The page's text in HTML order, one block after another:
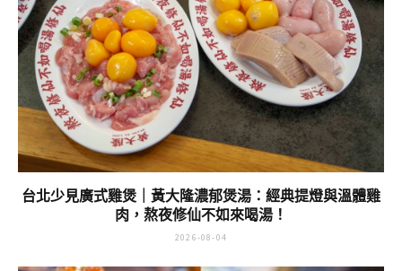
台北少見廣式雞煲｜黃大隆濃郁煲湯：經典提燈與溫體雞
肉，熬夜修仙不如來喝湯！
2026-08-04